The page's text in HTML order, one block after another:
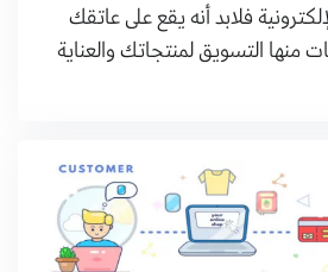
فلابد أنه يقع على عاتقك
منها التسويق لمنتجاتك والعناية